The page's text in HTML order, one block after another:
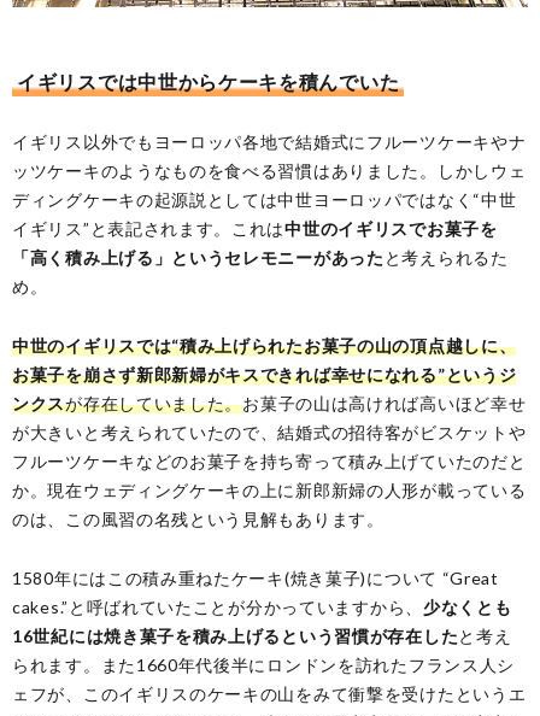
イギリスでは中世からケーキを積んでいた
イギリス以外でもヨーロッパ各地で結婚式にフルーツケーキやナ
ッツケーキのようなものを食べる習慣はありました。しかしウェ
ディングケーキの起源説としては中世ヨーロッパではなく“中世
イギリス”と表記されます。これは中世のイギリスでお菓子を
「高く積み上げる」というセレモニーがあった と考えられるた
め。
中世のイギリスでは“積み上げられたお菓子の山の頂点越しに、
お菓子を崩さず新郎新婦がキスできれば幸せになれる”というジ
ンクスが存在していました。お菓子の山は高ければ高いほど幸せ
が大きいと考えられていたので、結婚式の招待客がビスケットや
フルーツケーキなどのお菓子を持ち寄って積み上げていたのだと
か。現在ウェディングケーキの上に新郎新婦の人形が載っている
のは、この風習の名残という見解もあります。
1580年にはこの積み重ねたケーキ(焼き菓子)について “Great
cakes.”と呼ばれていたことが分かっていますから、 少なくとも
16世紀には焼き菓子を積み上げるという習慣が存在したと考え
られます。また1660年代後半にロンドンを訪れたフランス人シ
ェフが、このイギリスのケーキの山をみて衝撃を受けたというエ